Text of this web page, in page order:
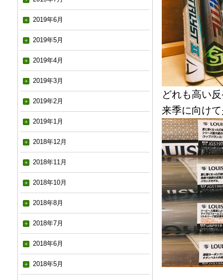
2019年6月
2019年5月
2019年4月
2019年3月
2019年2月
2019年1月
2018年12月
2018年11月
2018年10月
2018年8月
2018年7月
2018年6月
2018年5月
どれも高い
来季に向け